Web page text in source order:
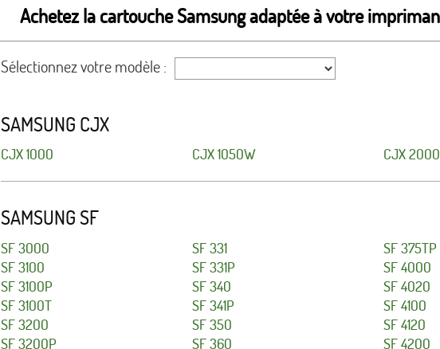
Achetez la cartouche Samsung adaptée à votre
Sélectionnez votre modèle :
SAMSUNG CJX
CJX 1000 CJX 1050W CJX
SAMSUNG SF
SF 3000
SF 3100
SF 3100P
SF 3100T
SF 3200
SF 3200P
SF 331
SF 331P
SF 340
SF 341P
SF 350
SF 360
SF 375TP
SF 4000
SF 4020
SF 4100
SF 4120
SF 4200